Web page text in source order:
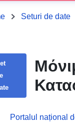
Seturi de date
Portalul național